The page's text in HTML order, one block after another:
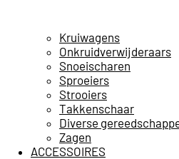
Kruiwagens
Onkruidverwijderaars
Snoeischaren
Sproeiers
Strooiers
Takkenschaar
Diverse
Zagen
ACCESSOIRES